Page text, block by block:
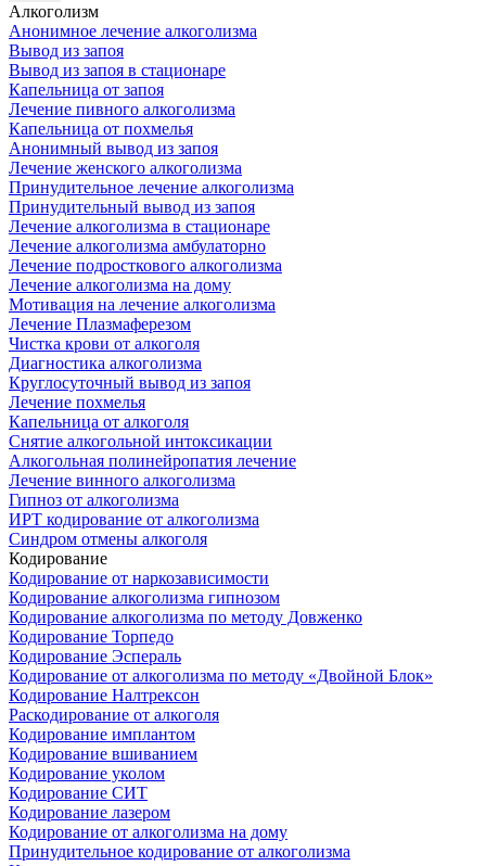
Алкоголизм
Анонимное лечение алкоголизма
Вывод из запоя
Вывод из запоя в стационаре
Капельница от запоя
Лечение пивного алкоголизма
Капельница от похмелья
Анонимный вывод из запоя
Лечение женского алкоголизма
Принудительное лечение алкоголизма
Принудительный вывод из запоя
Лечение алкоголизма в стационаре
Лечение алкоголизма амбулаторно
Лечение подросткового алкоголизма
Лечение алкоголизма на дому
Мотивация на лечение алкоголизма
Лечение Плазмаферезом
Чистка крови от алкоголя
Диагностика алкоголизма
Круглосуточный вывод из запоя
Лечение похмелья
Капельница от алкоголя
Снятие алкогольной интоксикации
Алкогольная полинейропатия лечение
Лечение винного алкоголизма
Гипноз от алкоголизма
ИРТ кодирование от алкоголизма
Синдром отмены алкоголя
Кодирование
Кодирование от наркозависимости
Кодирование алкоголизма гипнозом
Кодирование алкоголизма по методу Довженко
Кодирование Торпедо
Кодирование Эспераль
Кодирование от алкоголизма по методу «Двойной Блок»
Кодирование Налтрексон
Раскодирование от алкоголя
Кодирование имплантом
Кодирование вшиванием
Кодирование уколом
Кодирование СИТ
Кодирование лазером
Кодирование от алкоголизма на дому
Принудительное кодирование от алкоголизма